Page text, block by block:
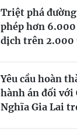
Triệt phá
phép hơn
dịch trên 2.000
Yêu cầu hoàn
hành án đối với
Nghĩa Gia Lai